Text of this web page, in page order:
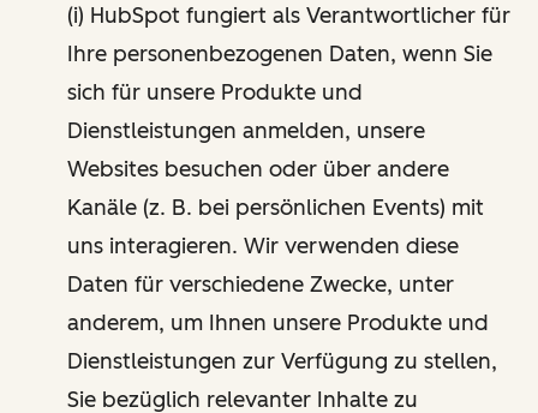
(i) HubSpot fungiert als Verantwortlicher für
Ihre personenbezogenen Daten, wenn Sie
sich für unsere Produkte und
Dienstleistungen anmelden, unsere
Websites besuchen oder über andere
Kanäle (z. B. bei persönlichen Events) mit
uns interagieren. Wir verwenden diese
Daten für verschiedene Zwecke, unter
anderem, um Ihnen unsere Produkte und
Dienstleistungen zur Verfügung zu stellen,
Sie bezüglich relevanter Inhalte zu